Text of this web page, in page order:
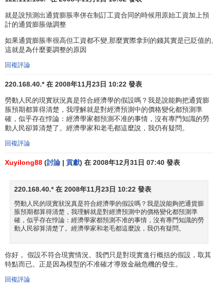
只有生產率的
這裡的長期與短期，不是一個時間概念，而是一個經濟
概念。看預期是否正確，通貨膨脹預期是否能全部進入工資
合同。不是，就是短期；是，就是長期。
菲利普斯曲線的惡化
替關係，因此從政府的巨集觀經濟政策目標來說，是沿著短
期菲利浦斯曲線的選擇，把失業率和通貨膨脹率都控制在“臨
界點”以內的安全範圍內。如下圖：
就是說預測出通貨膨脹率併在制訂工資合同的時候用原始工資加上預
計的通貨膨脹做調整
如果通貨膨脹率很高但工資都不變,那麼實際拿到的錢其實是已貶值的,
這就是為什麼要調整的原因
回複評論
220.168.40.* 在 2008年11月23日 10:22 發表
勞動人民的現實狀況真是符合經濟學的假設嗎？我是說能夠把通貨膨
脹預期都算得清楚，我理解就是對經濟預測中的價格變化都預測準
確，似乎存在悖論：經濟學家都預測不准的事情，沒有專門知識的勞
動人民卻算清楚了。經濟學家和老毛都這麼說，我仍有疑問。
回複評論
Xuyilong88 (討論 | 貢獻) 在 2008年12月31日 07:40 發表
220.168.40.* 在 2008年11月23日 10:22 發表
勞動人民的現實狀況真是符合經濟學的假設嗎？我是說能夠把通貨膨
脹預期都算得清楚，我理解就是對經濟預測中的價格變化都預測準
確，似乎存在悖論：經濟學家都預測不准的事情，沒有專門知識的勞
動人民卻算清楚了。經濟學家和老毛都這麼說，我仍有疑問。
你好， 假設不符合現實情況。我們只是對現實進行概括的假設，取其
特點而已。正是因為模型的不准確才導致金融危機的發生。
回複評論